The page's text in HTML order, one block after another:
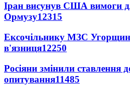
Іран висунув США вимоги
Ормузу12315
Ексочільнику МЗС
в'язниця12250
Росіяни змінили ставлення
опитування11485